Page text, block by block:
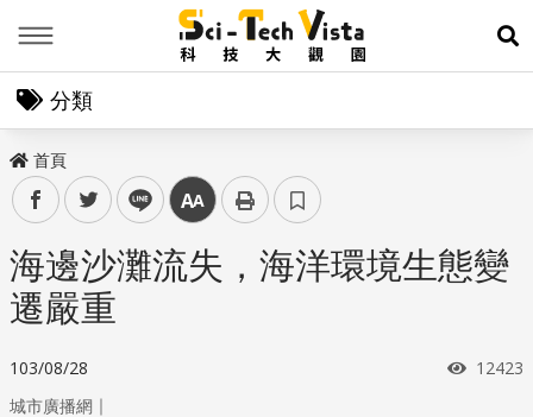
展
分類
首頁
facebooktwitter line 中
海邊沙灘流失，海洋環境生態變
遷嚴重
103/08/28 瀏覽次
12423
城市廣播網 ｜